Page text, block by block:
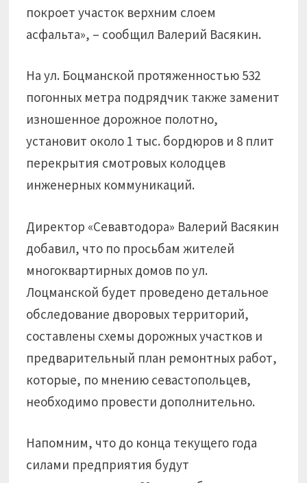
покроет участок верхним слоем
асфальта», – сообщил Валерий Васякин.
На ул. Боцманской протяженностью 532
погонных метра подрядчик также заменит
изношенное дорожное полотно,
установит около 1 тыс. бордюров и 8 плит
перекрытия смотровых колодцев
инженерных коммуникаций.
Директор «Севавтодора» Валерий Васякин
добавил, что по просьбам жителей
многоквартирных домов по ул.
Лоцманской будет проведено детальное
обследование дворовых территорий,
составлены схемы дорожных участков и
предварительный план ремонтных работ,
которые, по мнению севастопольцев,
необходимо провести дополнительно.
Напомним, что до конца текущего года
силами предприятия будут